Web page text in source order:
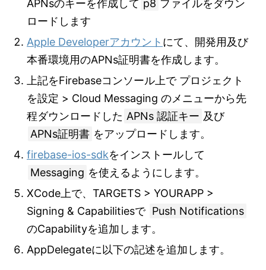
APNsのキーを作成して p8 ファイルをダウン
ロードします
Apple Developerアカウント にて、開発用及び
本番環境用のAPNs証明書を作成します。
上記をFirebaseコンソール上で プロジェクト
を設定 > Cloud Messaging のメニューから先
程ダウンロードした APNs 認証キー 及び
APNs証明書 をアップロードします。
firebase-ios-sdkをインストールして
Messaging を使えるようにします。
XCode上で、TARGETS > YOURAPP >
Signing & Capabilitiesで Push Notifications
のCapabilityを追加します。
AppDelegateに以下の記述を追加します。